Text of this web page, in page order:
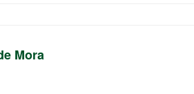
Mora